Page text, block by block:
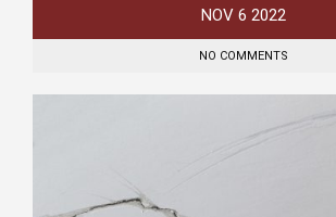
NOV 6 2022
NO COMMENTS